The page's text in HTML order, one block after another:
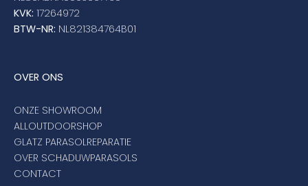
KVK: 17264972
BTW-NR: NL821384764B01
OVER ONS
ONZE SHOWROOM
ALLOUTDOORSHOP
GLATZ PARASOLREPARATIE
OVER SCHADUWPARASOLS
CONTACT